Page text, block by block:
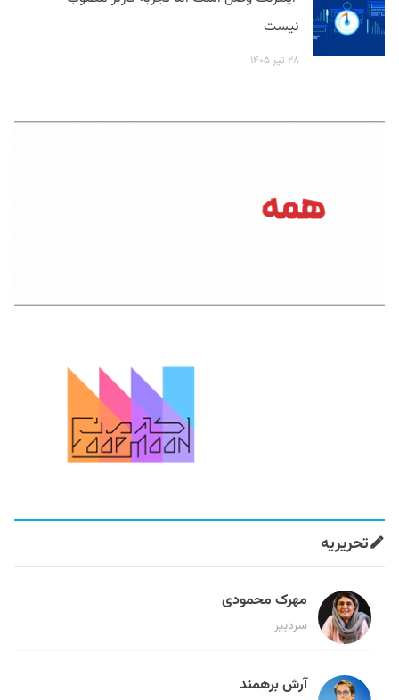
نیست
۲۸ تیر ۱۴۰۵
تحریریه
مهرک محمودی
سردبیر
آرش برهمند